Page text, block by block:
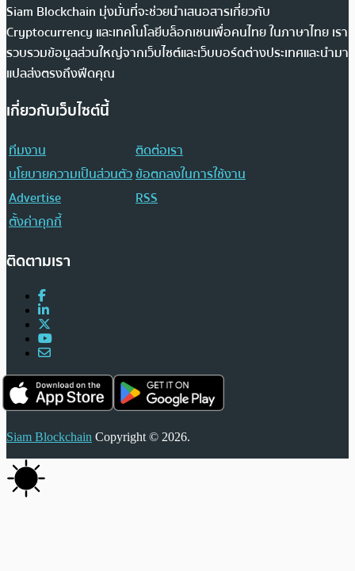
Siam Blockchain มุ่งมั่นที่จะช่วยนำเสนอสารเกี่ยวกับ
Cryptocurrency และเทคโนโลยีบล็อกเชนเพื่อคนไทย ในภาษาไทย เรา
รวบรวมข้อมูลส่วนใหญ่จากเว็บไซต์และเว็บบอร์ดต่างประเทศและนำมา
แปลส่งตรงถึงฟีดคุณ
เกี่ยวกับเว็บไซต์นี้
ทีมงาน
ติดต่อเรา
นโยบายความเป็นส่วนตัวข้อตกลงในการใช้งาน
Advertise
RSS
ตั้งค่าคุกกี้
ติดตามเรา
Siam Blockchain Copyright © 2026.